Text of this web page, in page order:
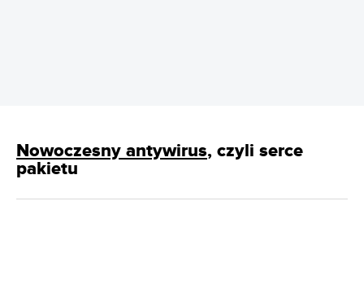
Nowoczesny antywirus, czyli serce
pakietu